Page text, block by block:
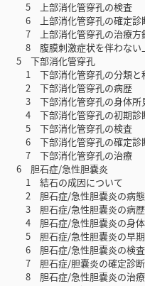
5 上部消化管穿孔の検査
6 上部消化管穿孔の確定診
7 上部消化管穿孔の治療方
8 腹膜刺激症状を伴わない
5 下部消化管穿孔
1 下部消化管穿孔の分類と
2 下部消化管穿孔の病歴
3 下部消化管穿孔の身体所
4 下部消化管穿孔の初期診
5 下部消化管穿孔の検査
6 下部消化管穿孔の確定診
7 下部消化管穿孔の治療
6 胆石症/急性胆嚢炎
1 結石の成因について
2 胆石症/急性胆嚢炎の病態
3 胆石症/急性胆嚢炎の病歴
4 胆石症/急性胆嚢炎の身体
5 胆石症/急性胆嚢炎の早期
6 胆石症/急性胆嚢炎の検査
7 胆石症/胆嚢炎の確定診断
8 胆石症/急性胆嚢炎の治療